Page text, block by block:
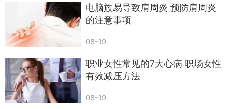
电脑族易导致肩周炎 预防肩周炎
的注意事项
08-19
职业女性常见的7大心病 职场女性
有效减压方法
08-19